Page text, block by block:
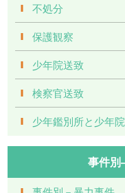
不処分
保護観察
少年院送致
検察官送致
少年鑑別所と少年院
事件